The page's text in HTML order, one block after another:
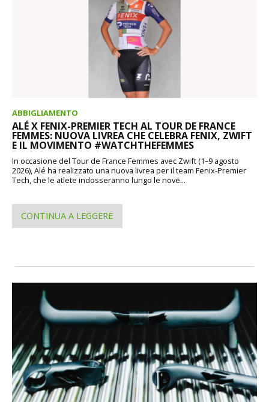
ABBIGLIAMENTO
ALÉ X FENIX-PREMIER TECH AL TOUR DE FRANCE
FEMMES: NUOVA LIVREA CHE CELEBRA FENIX, ZWIFT
E IL MOVIMENTO #WATCHTHEFEMMES
In occasione del Tour de France Femmes avec Zwift (1–9 agosto
2026), Alé ha realizzato una nuova livrea per il team Fenix-Premier
Tech, che le atlete indosseranno lungo le nove...
CONTINUA A LEGGERE